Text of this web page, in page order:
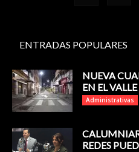
ENTRADAS POPULARES
NUEVA
EN EL
Administrativas
REDES